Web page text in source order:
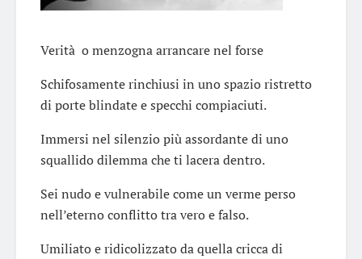
Verità o menzogna arrancare nel forse
Schifosamente rinchiusi in uno spazio ristretto
di porte blindate e specchi compiaciuti.
Immersi nel silenzio più assordante di uno
squallido dilemma che ti lacera dentro.
Sei nudo e vulnerabile come un verme perso
nell’eterno conflitto tra vero e falso.
Umiliato e ridicolizzato da quella cricca di